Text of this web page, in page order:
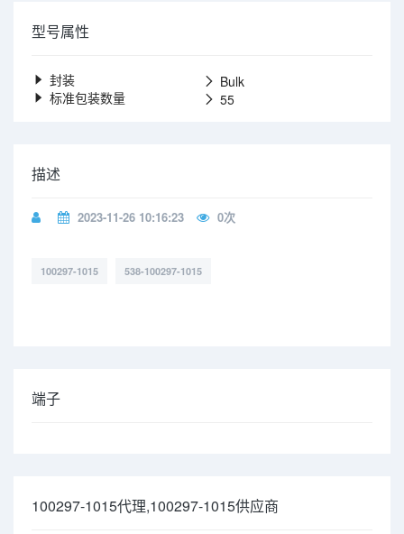
型号属性
封装 Bulk
标准包装数量 55
描述
2023-11-26 10:16:23 0次
100297-1015 538-100297-1015
端子
100297-1015代理,100297-1015供应商